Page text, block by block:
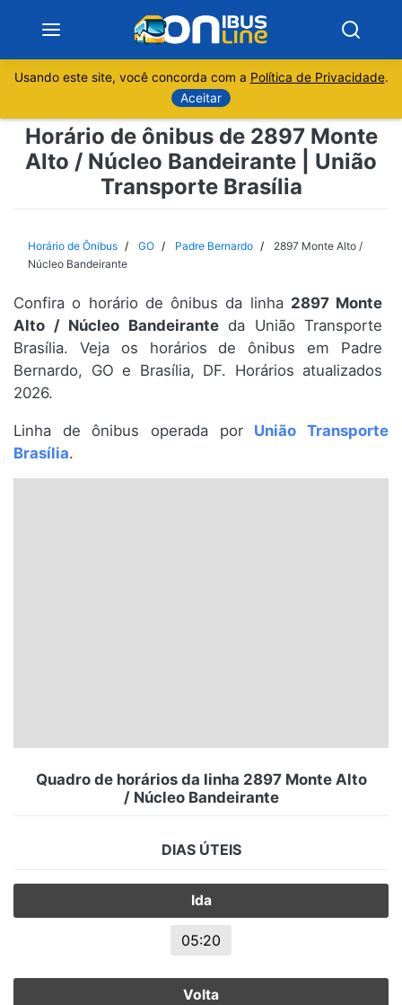
Sobre
Minas Gerais
Espírito Santo
Paraná
Santa Catarina
Usando este site, você concorda com a Política de Privacidade.
Aceitar
Horário de ônibus de 2897 Monte
Alto / Núcleo Bandeirante | União
Transporte Brasília
Horário de Ônibus GO Padre Bernardo
2897 Monte Alto /
Núcleo Bandeirante
Confira o horário de ônibus da linha 2897 Monte
Alto / Núcleo Bandeiranteda União Transporte
Brasília. Veja os horários de ônibus em Padre
Bernardo, GO e Brasília, DF. Horários atualizados
2026.
Linha de ônibus operada por União Transporte
Brasília.
Quadro de horários da linha 2897 Monte Alto
/ Núcleo Bandeirante
DIAS ÚTEIS
Ida
05:20
Volta